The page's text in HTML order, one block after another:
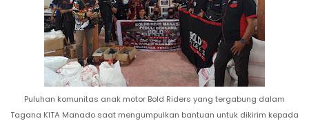
Puluhan komunitas anak motor Bold Riders yang tergabung dalam
Tagana KITA Manado saat mengumpulkan bantuan untuk dikirim kepada